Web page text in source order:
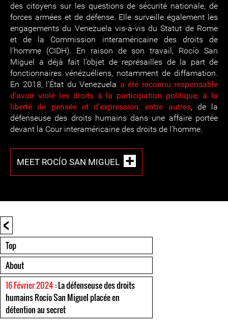
des citoyens sur les questions de sécurité nationale, de
forces armées et de défense. Elle surveille également les
engagements du Venezuela vis-à-vis du Statut de Rome
et de la Commission interaméricaine des droits de
l’homme (CIDH). En raison de son travail, Rocío San
Miguel a déjà fait l’objet de représailles de la part de
fonctionnaires vénézuéliens, notamment de diffamation.
En 2018, l’État du Venezuela a été reconnu responsable
d’avoir violé les droits à la participation politique, à la
liberté de pensée et d’expression, entre autres, de la
défenseuse des droits humains dans une affaire portée
devant la Cour interaméricaine des droits de l’homme.
MEET ROCÍO SAN MIGUEL
<
Top
About
16 Février 2024: La défenseuse des droits
humains Rocío San Miguel placée en
détention au secret